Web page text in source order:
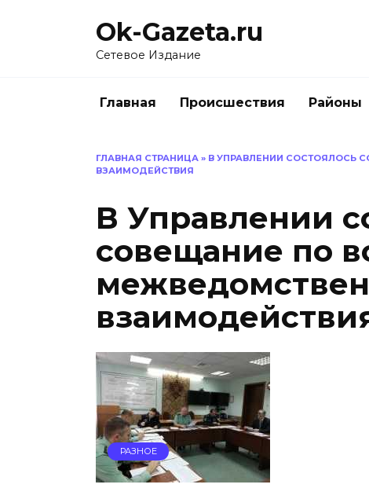
Ok-Gazeta.ru
Сетевое Издание
Главная Происшествия Районы
ГЛАВНАЯ СТРАНИЦА » В УПРАВЛЕНИИ СОСТОЯЛОСЬ
ВЗАИМОДЕЙСТВИЯ
В Управлении
совещание по
РАЗНОЕ